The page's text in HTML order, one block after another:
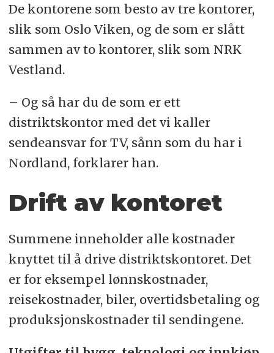
De kontorene som besto av tre kontorer,
slik som Oslo Viken, og de som er slått
sammen av to kontorer, slik som NRK
Vestland.
– Og så har du de som er ett
distriktskontor med det vi kaller
sendeansvar for TV, sånn som du har i
Nordland, forklarer han.
Drift av kontoret
Summene inneholder alle kostnader
knyttet til å drive distriktskontoret. Det
er for eksempel lønnskostnader,
reisekostnader, biler, overtidsbetaling og
produksjonskostnader til sendingene.